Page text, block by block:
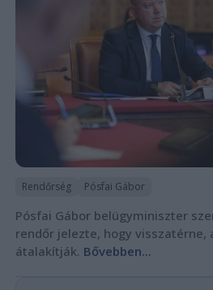
Rendőrség Pósfai Gábor
Pósfai Gábor belügyminiszter
rendőr jelezte, hogy
átalakítják. Bővebben...